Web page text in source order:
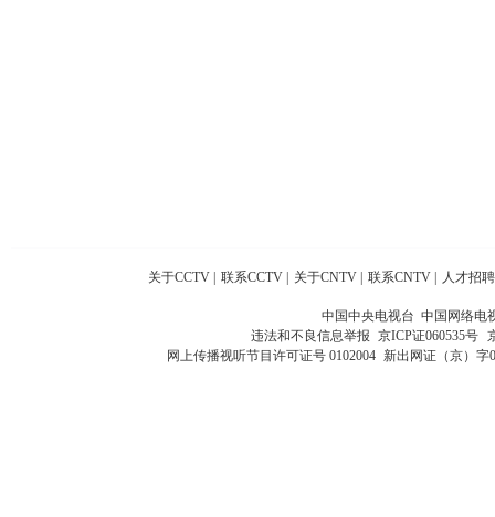
关于CCTV | 联系CCTV | 关于CNTV | 联系CNTV | 人才招聘
中国中央电视台 中国网络电
违法和不良信息举报 京ICP证060535号
网上传播视听节目许可证号 0102004 新出网证（京）